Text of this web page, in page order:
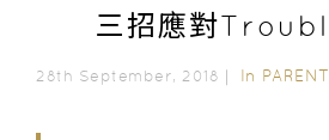
三招應對
28th September, 2018｜ In